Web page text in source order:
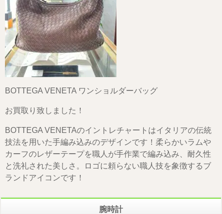
BOTTEGA VENETA ワンショルダーバッグ
お買取り致しました！
BOTTEGA VENETAのイントレチャートはイタリアの伝統
技法を用いた手編み込みのデザインです！柔らかいラムや
カーフのレザーテープを職人が手作業で編み込み、耐久性
と洗礼された美しさ。ロゴに頼らない職人技を象徴するブ
ランドアイコンです！
腕時計